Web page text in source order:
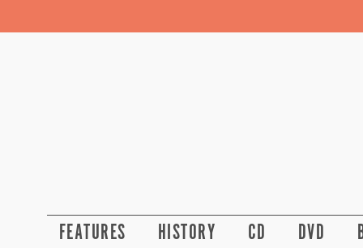
FEATURES HISTORY CD DVD